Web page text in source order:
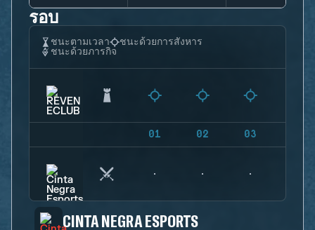
รอบ
ชนะตามเวลา
ชนะด้วยการสังหาร
ชนะด้วยภารกิจ
01 02 03
CINTA NEGRA ESPORTS